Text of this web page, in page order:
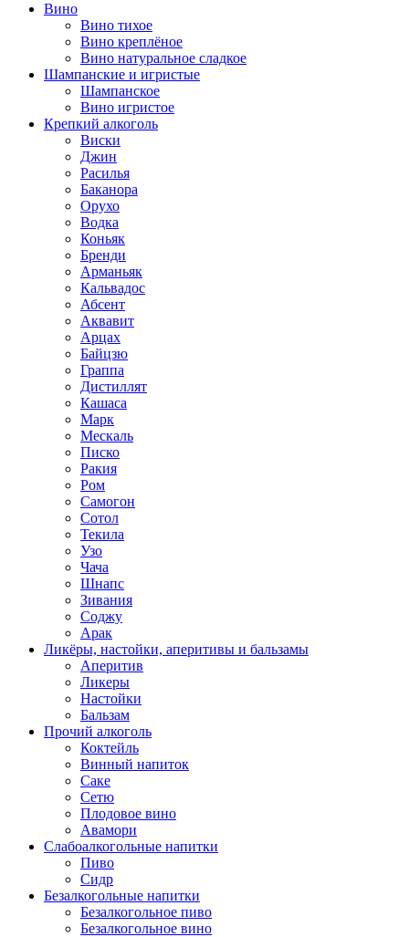
Вино
Вино тихое
Вино креплёное
Вино натуральное сладкое
Шампанские и игристые
Шампанское
Вино игристое
Крепкий алкоголь
Виски
Джин
Расилья
Баканора
Орухо
Водка
Коньяк
Бренди
Арманьяк
Кальвадос
Абсент
Аквавит
Арцах
Байцзю
Граппа
Дистиллят
Кашаса
Марк
Мескаль
Писко
Ракия
Ром
Самогон
Сотол
Текила
Узо
Чача
Шнапс
Зивания
Соджу
Арак
Ликёры, настойки, аперитивы и бальзамы
Аперитив
Ликеры
Настойки
Бальзам
Прочий алкоголь
Коктейль
Винный напиток
Саке
Сетю
Плодовое вино
Авамори
Слабоалкогольные напитки
Пиво
Сидр
Безалкогольные напитки
Безалкогольное пиво
Безалкогольное вино